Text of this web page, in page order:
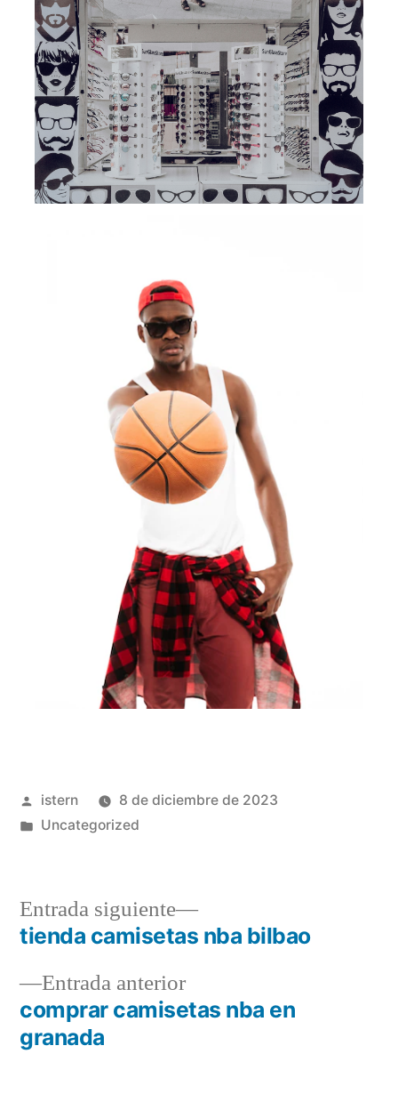
Publicado
por
istern
8 de diciembre de 2023
Publicado
Uncategorized
Navegación
de
entradas
Entrada anteriorEntrada
anterior:
comprar camisetas nba en
granada
Entrada siguiente
Entrada
siguiente:
tienda camisetas nba bilbao